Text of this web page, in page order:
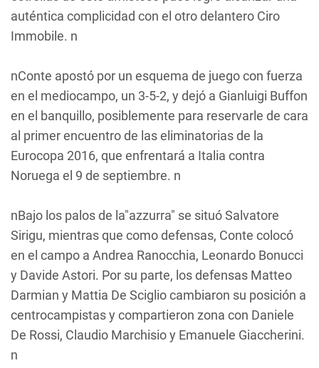
auténtica complicidad con el otro delantero Ciro
Immobile. n
nConte apostó por un esquema de juego con fuerza
en el mediocampo, un 3-5-2, y dejó a Gianluigi Buffon
en el banquillo, posiblemente para reservarle de cara
al primer encuentro de las eliminatorias de la
Eurocopa 2016, que enfrentará a Italia contra
Noruega el 9 de septiembre. n
nBajo los palos de la"azzurra" se situó Salvatore
Sirigu, mientras que como defensas, Conte colocó
en el campo a Andrea Ranocchia, Leonardo Bonucci
y Davide Astori. Por su parte, los defensas Matteo
Darmian y Mattia De Sciglio cambiaron su posición a
centrocampistas y compartieron zona con Daniele
De Rossi, Claudio Marchisio y Emanuele Giaccherini.
n